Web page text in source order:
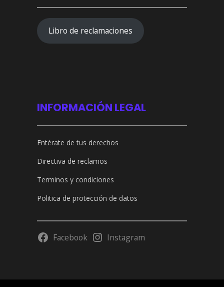
Libro de reclamaciones
INFORMACIÓN LEGAL
Entérate de tus derechos
Directiva de reclamos
Terminos y condiciones
Politica de protección de datos
Facebook Instagram